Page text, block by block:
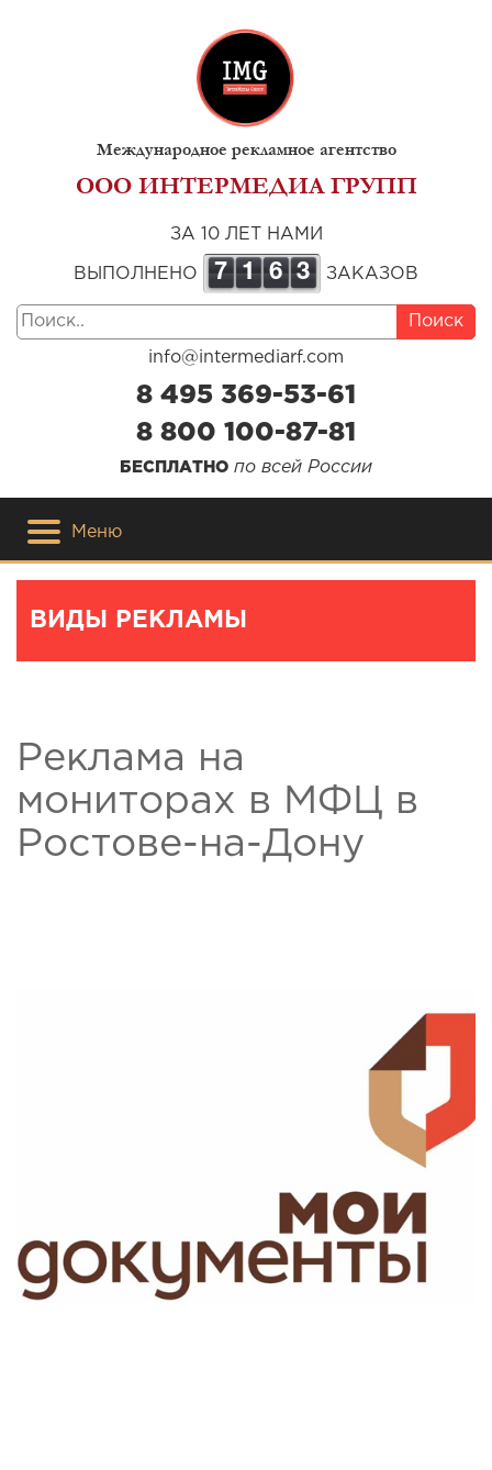
Международное рекламное агентство
ООО ИНТЕРМЕДИА ГРУПП
ЗА 10 ЛЕТ НАМИ
ВЫПОЛНЕНО 7 1 6 3 ЗАКАЗОВ
Поиск
info@intermediarf.com
8 495 369-53-61
8 800 100-87-81
БЕСПЛАТНО по всей России
Меню
ВИДЫ РЕКЛАМЫ
Реклама на
мониторах в МФЦ в
Ростове-на-Дону